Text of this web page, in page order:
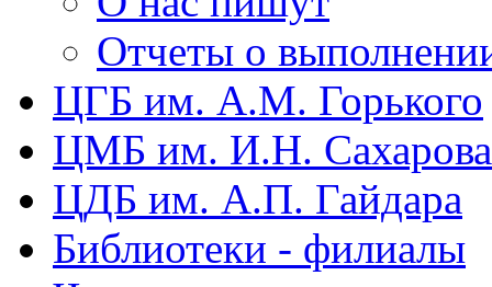
Отчеты о
ЦГБ им. А.М. Горького
ЦМБ им. И.Н. Сахарова
ЦДБ им. А.П. Гайдара
Библиотеки - филиалы